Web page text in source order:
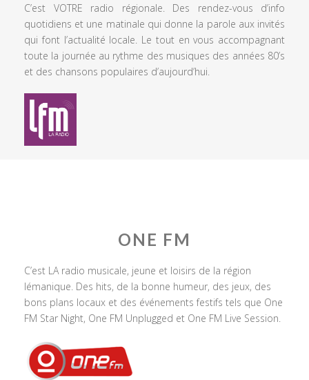
C’est VOTRE radio régionale. Des rendez-vous d’info
quotidiens et une matinale qui donne la parole aux invités
qui font l’actualité locale. Le tout en vous accompagnant
toute la journée au rythme des musiques des années 80’s
et des chansons populaires d’aujourd’hui.
ONE FM
C’est LA radio musicale, jeune et loisirs de la région
lémanique. Des hits, de la bonne humeur, des jeux, des
bons plans locaux et des événements festifs tels que One
FM Star Night, One FM Unplugged et One FM Live Session.